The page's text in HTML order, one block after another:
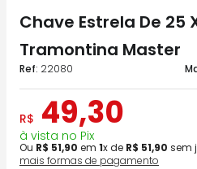
Chave Estrela De 25
Tramontina Master
: 22080
R$ 49,30
à vista no Pix
Ou R$ 51,90 em 1x de R$ 51,90 sem
mais formas de pagamento
º